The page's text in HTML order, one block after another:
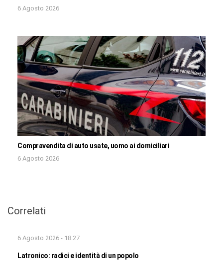
6 Agosto 2026
Compravendita di auto usate, uomo ai domiciliari
6 Agosto 2026
Correlati
6 Agosto 2026 - 18:27
Latronico: radici e identità di un popolo